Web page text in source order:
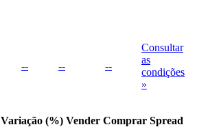
-- -- --
Consultar
as
condições
»
Variação (%) Vender Comprar Spread